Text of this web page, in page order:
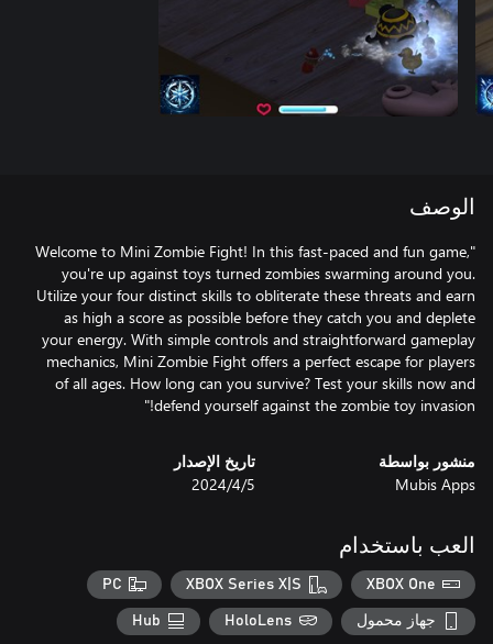
الوصف
"Welcome to Mini Zombie Fight! In this fast-paced and fun game,
you're up against toys turned zombies swarming around you.
Utilize your four distinct skills to obliterate these threats and earn
as high a score as possible before they catch you and deplete
your energy. With simple controls and straightforward gameplay
mechanics, Mini Zombie Fight offers a perfect escape for players
of all ages. How long can you survive? Test your skills now and
defend yourself against the zombie toy invasion!"
منشور بواسطة
Mubis Apps
تاريخ الإصدار
5‏/4‏/2024
العب باستخدام
XBOX One
XBOX Series X|S
PC
جهاز محمول HoloLens
Hub